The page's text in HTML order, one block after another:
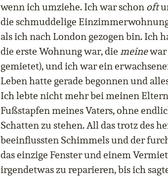
wenn ich umziehe. Ich war schonoft
die schmuddelige
als ich nach London gezogen bin. Ich
die erste Wohnung war, diemeinewar
gemietet), und ich war ein
Leben hatte gerade begonnen und
Ich lebte nicht mehr bei meinen
Fußstapfen meines Vaters, ohne
Schatten zu stehen. All das trotz des
beeinflussten Schimmels und der
das einzige Fenster und einem
irgendetwas zu reparieren, bis ich